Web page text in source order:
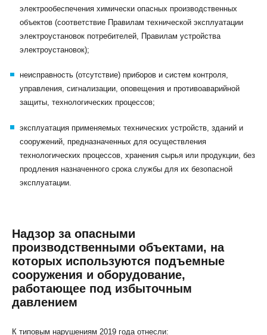
электрообеспечения химически опасных производственных
объектов (соответствие Правилам технической эксплуатации
электроустановок потребителей, Правилам устройства
электроустановок);
неисправность (отсутствие) приборов и систем контроля,
управления, сигнализации, оповещения и противоаварийной
защиты, технологических процессов;
эксплуатация применяемых технических устройств, зданий и
сооружений, предназначенных для осуществления
технологических процессов, хранения сырья или продукции, без
продления назначенного срока службы для их безопасной
эксплуатации.
Надзор за опасными
производственными объектами, на
которых используются подъемные
сооружения и оборудование,
работающее под избыточным
давлением
К типовым нарушениям 2019 года отнесли: